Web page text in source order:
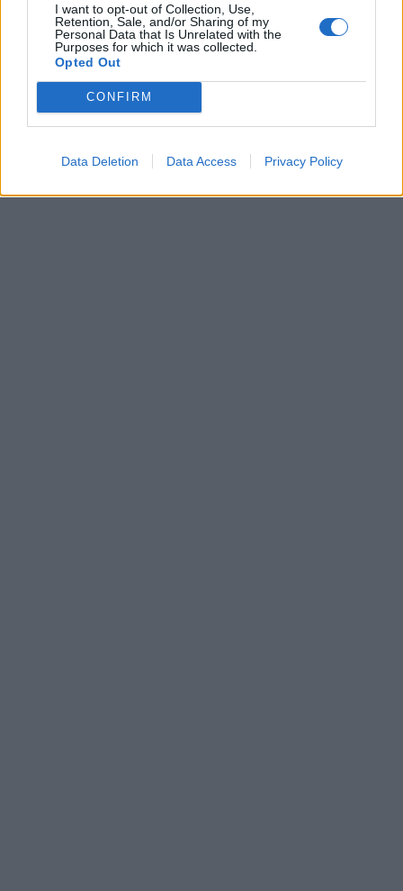
I want to opt-out of Collection, Use,
Retention, Sale, and/or Sharing of my
Personal Data that Is Unrelated with the
Purposes for which it was collected.
Opted Out
CONFIRM
Data Deletion Data Access Privacy Policy
Získajte viac informácií o Dermocentrum.sk